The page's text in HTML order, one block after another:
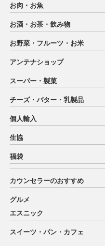
お肉・お魚
お酒・お茶・飲み物
お野菜・フルーツ・お米
アンテナショップ
スーパー・製菓
チーズ・バター・乳製品
個人輸入
生協
福袋
カウンセラーのおすすめ
グルメ
エスニック
スイーツ・パン・カフェ